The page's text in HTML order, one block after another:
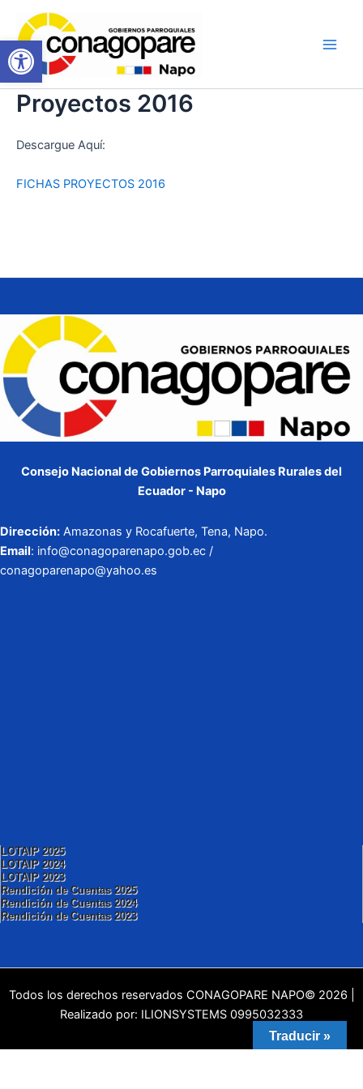
Abrir barra de herramientas
contenido
Proyectos 2016
Descargue Aquí:
FICHAS PROYECTOS 2016
Consejo Nacional de Gobiernos Parroquiales Rurales del
Ecuador - Napo
Dirección: Amazonas y Rocafuerte, Tena, Napo.
Email: info@conagoparenapo.gob.ec /
conagoparenapo@yahoo.es
LOTAIP 2025
LOTAIP 2024
LOTAIP 2023
Rendición de Cuentas 2025
Rendición de Cuentas 2024
Rendición de Cuentas 2023
Todos los derechos reservados CONAGOPARE NAPO© 2026 |
Realizado por: ILIONSYSTEMS 0995032333
Traducir »